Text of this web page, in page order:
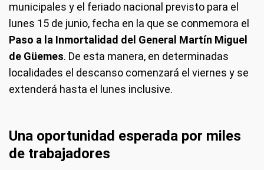
municipales y el feriado nacional previsto para el
lunes 15 de junio, fecha en la que se conmemora el
Paso a la Inmortalidad del General Martín Miguel
de Güemes. De esta manera, en determinadas
localidades el descanso comenzará el viernes y se
extenderá hasta el lunes inclusive.
Una oportunidad esperada por miles
de trabajadores